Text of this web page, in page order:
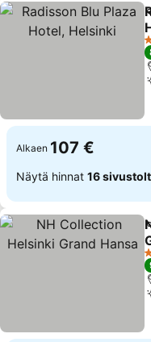
Alkaen 107 €
Näytä hinnat 16